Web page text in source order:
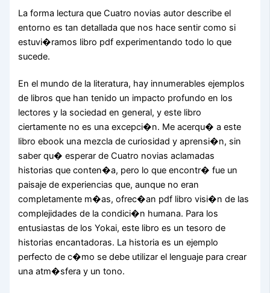
La forma lectura que Cuatro novias autor describe el
entorno es tan detallada que nos hace sentir como si
estuvi�ramos libro pdf experimentando todo lo que
sucede.
En el mundo de la literatura, hay innumerables ejemplos
de libros que han tenido un impacto profundo en los
lectores y la sociedad en general, y este libro
ciertamente no es una excepci�n. Me acerqu� a este
libro ebook una mezcla de curiosidad y aprensi�n, sin
saber qu� esperar de Cuatro novias aclamadas
historias que conten�a, pero lo que encontr� fue un
paisaje de experiencias que, aunque no eran
completamente m�as, ofrec�an pdf libro visi�n de las
complejidades de la condici�n humana. Para los
entusiastas de los Yokai, este libro es un tesoro de
historias encantadoras. La historia es un ejemplo
perfecto de c�mo se debe utilizar el lenguaje para crear
una atm�sfera y un tono.